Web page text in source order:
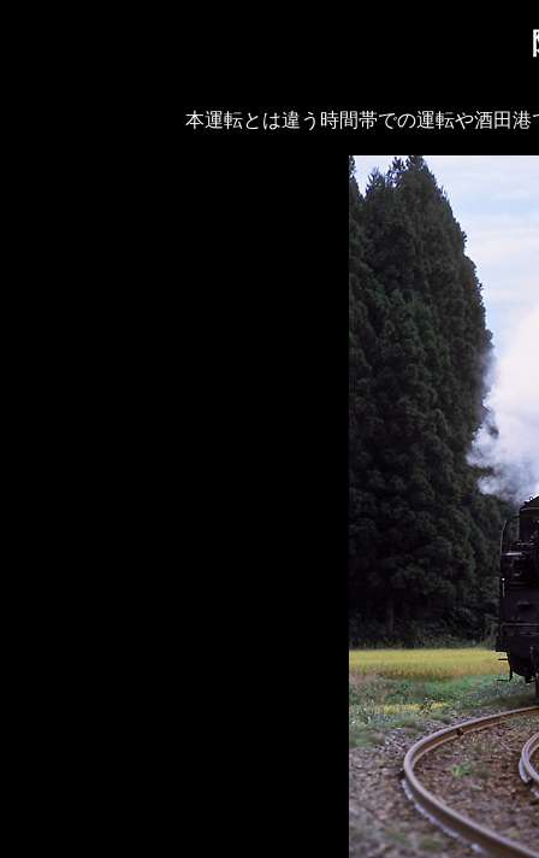
本運転とは違う時間帯での運転や酒田